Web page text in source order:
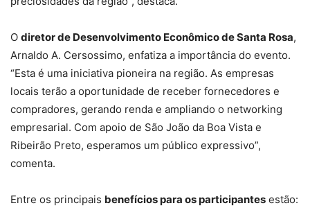
O diretor de Desenvolvimento Econômico de Santa Rosa,
Arnaldo A. Cersossimo, enfatiza a importância do evento.
“Esta é uma iniciativa pioneira na região. As empresas
locais terão a oportunidade de receber fornecedores e
compradores, gerando renda e ampliando o networking
empresarial. Com apoio de São João da Boa Vista e
Ribeirão Preto, esperamos um público expressivo”,
comenta.
Entre os principais benefícios para os participantes estão: